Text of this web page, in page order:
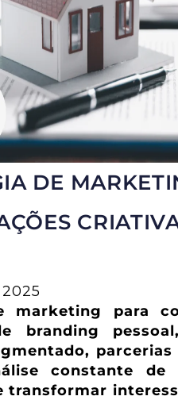
DE
marketing para
branding
constante de
transformar